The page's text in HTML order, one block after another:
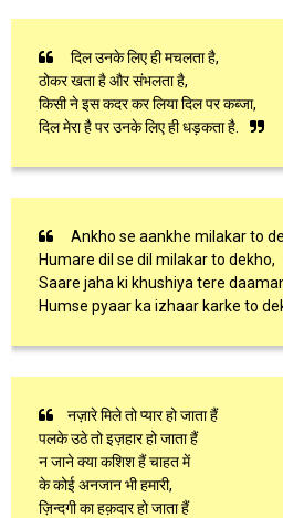
दिल उनके लिए ही मचलता है,
ठोकर खता है और संभलता है,
किसी ने इस कदर कर लिया दिल पर कब्जा,
दिल मेरा है पर उनके लिए ही धड़कता है.
Ankho se aankhe milakar to
Humare dil se dil milakar to dekho,
Saare jaha ki khushiya tere
Humse pyaar ka izhaar karke to
नज़ारे मिले तो प्यार हो जाता हैं
पलके उठे तो इज़हार हो जाता हैं
न जाने क्या कशिश हैं चाहत में
के कोई अनजान भी हमारी,
ज़िन्दगी का हक़दार हो जाता हैं